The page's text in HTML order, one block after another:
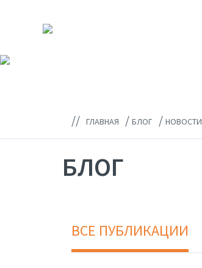
// ГЛАВНАЯ / БЛОГ / НОВОСТИ
БЛОГ
ВСЕ ПУБЛИКАЦИИ